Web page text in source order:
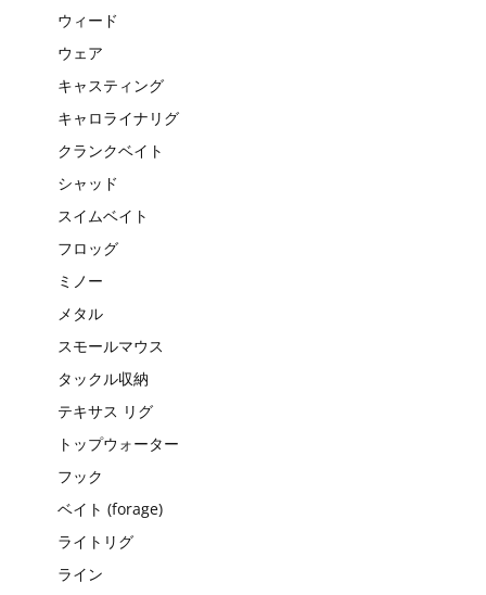
ウィード
ウェア
キャスティング
キャロライナリグ
クランクベイト
シャッド
スイムベイト
フロッグ
ミノー
メタル
スモールマウス
タックル収納
テキサス リグ
トップウォーター
フック
ベイト (forage)
ライトリグ
ライン